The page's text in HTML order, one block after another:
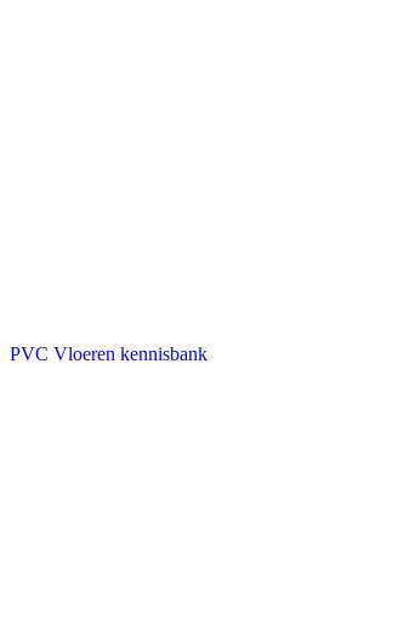
PVC Vloeren kennisbank